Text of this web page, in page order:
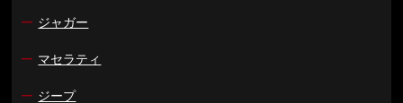
ー ジャガー
ー マセラティ
ー ジープ